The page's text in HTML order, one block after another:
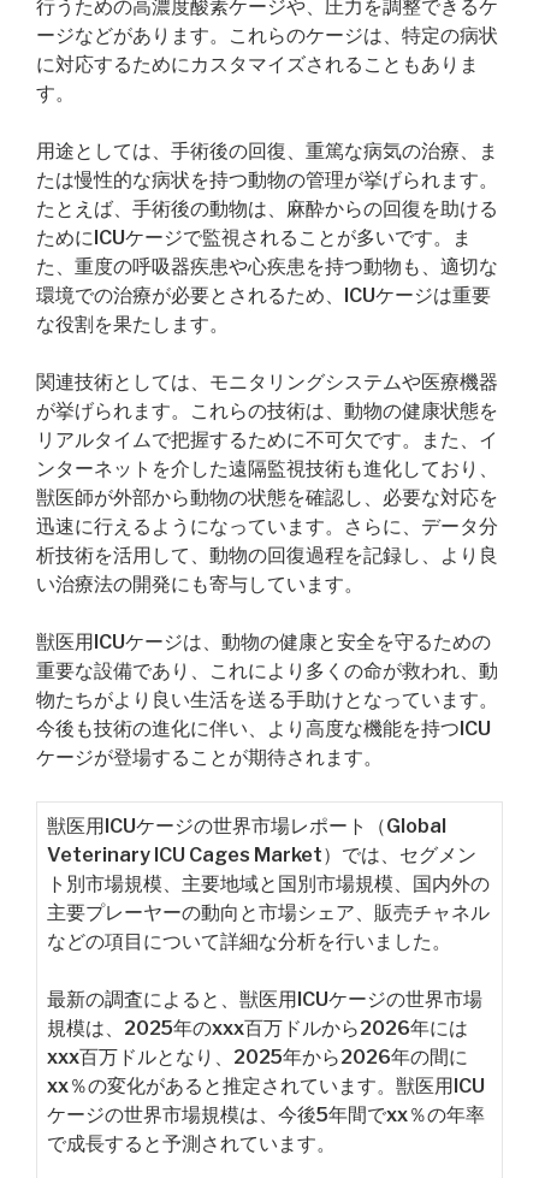
行うための高濃度酸素ケージや、圧力を調整できるケ
ージなどがあります。これらのケージは、特定の病状
に対応するためにカスタマイズされることもありま
す。
用途としては、手術後の回復、重篤な病気の治療、ま
たは慢性的な病状を持つ動物の管理が挙げられます。
たとえば、手術後の動物は、麻酔からの回復を助ける
ためにICUケージで監視されることが多いです。ま
た、重度の呼吸器疾患や心疾患を持つ動物も、適切な
環境での治療が必要とされるため、ICUケージは重要
な役割を果たします。
関連技術としては、モニタリングシステムや医療機器
が挙げられます。これらの技術は、動物の健康状態を
リアルタイムで把握するために不可欠です。また、イ
ンターネットを介した遠隔監視技術も進化しており、
獣医師が外部から動物の状態を確認し、必要な対応を
迅速に行えるようになっています。さらに、データ分
析技術を活用して、動物の回復過程を記録し、より良
い治療法の開発にも寄与しています。
獣医用ICUケージは、動物の健康と安全を守るための
重要な設備であり、これにより多くの命が救われ、動
物たちがより良い生活を送る手助けとなっています。
今後も技術の進化に伴い、より高度な機能を持つICU
ケージが登場することが期待されます。
獣医用ICUケージの世界市場レポート（Global
Veterinary ICU Cages Market）では、セグメン
ト別市場規模、主要地域と国別市場規模、国内外の
主要プレーヤーの動向と市場シェア、販売チャネル
などの項目について詳細な分析を行いました。
最新の調査によると、獣医用ICUケージの世界市場
規模は、2025年のxxx百万ドルから2026年には
xxx百万ドルとなり、2025年から2026年の間に
xx％の変化があると推定されています。獣医用ICU
ケージの世界市場規模は、今後5年間でxx％の年率
で成長すると予測されています。